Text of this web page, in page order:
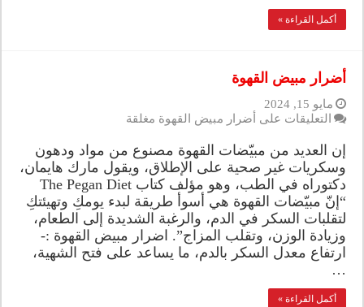
أكمل القراءة »
أضرار مبيض القهوة
مايو 15, 2024
التعليقات على أضرار مبيض القهوة مغلقة
إن العديد من مبيّضات القهوة مصنوع من مواد ودهون
وسكريات غير صحية على الإطلاق، ويقول مارك هايمان،
دكتوراه في الطب، وهو مؤلف كتاب The Pegan Diet
“إنّ مبيّضات القهوة هي أسوأ طريقة لبدء يومكِ وتهيئتكِ
لتقلبات السكر في الدم، والرغبة الشديدة إلى الطعام،
وزيادة الوزن، وتقلب المزاج”. اضرار مبيض القهوة :-
ارتفاع معدل السكر بالدم، ما يساعد على فتح الشهية،
…
أكمل القراءة »